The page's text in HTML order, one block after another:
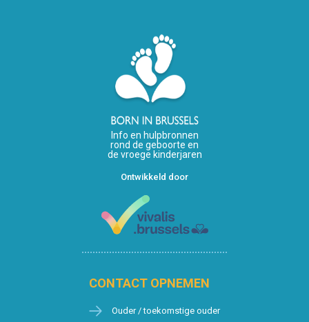
Info en hulpbronnen
rond de geboorte en
de vroege kinderjaren
Ontwikkeld door
CONTACT OPNEMEN
Ouder / toekomstige ouder